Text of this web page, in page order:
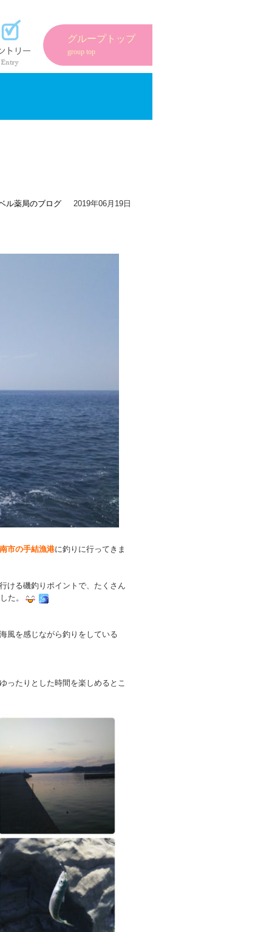
グループトップ
group top
介 エントリーフォーム
2019年06月19日
ル薬局のブログ
市の手結漁港に釣りに行ってきま
ける磯釣りポイントで、たくさん
た。
風を感じながら釣りをしている
ったりとした時間を楽しめるとこ